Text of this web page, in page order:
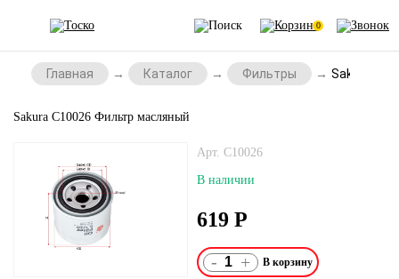
0
Главная Каталог Фильтры Sakura
Sakura C10026 Фильтр масляный
Арт. C10026
В наличии
619 Р
- +